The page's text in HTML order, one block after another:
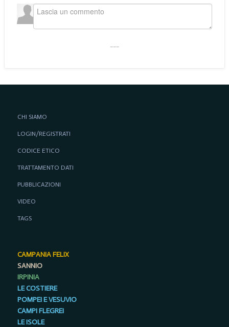
CHI SIAMO
LOGIN/REGISTRATI
CODICE ETICO
TRATTAMENTO DATI
PUBBLICAZIONI
VIDEO
TAGS
CAMPANIA FELIX
SANNIO
IRPINIA
LE COSTIERE
POMPEI E VESUVIO
CAMPI FLEGREI
LE ISOLE